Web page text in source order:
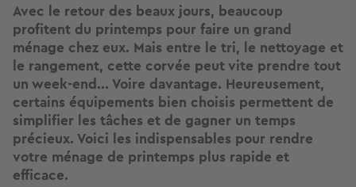
Avec le retour des beaux jours, beaucoup
profitent du printemps pour faire un grand
ménage chez eux. Mais entre le tri, le nettoyage et
le rangement, cette corvée peut vite prendre tout
un week-end... Voire davantage. Heureusement,
certains équipements bien choisis permettent de
simplifier les tâches et de gagner un temps
précieux. Voici les indispensables pour rendre
votre ménage de printemps plus rapide et
efficace.